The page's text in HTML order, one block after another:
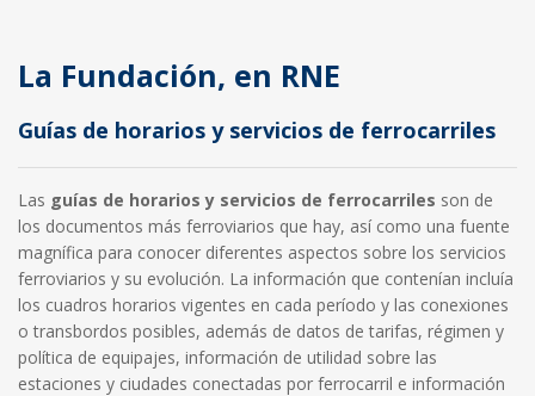
La Fundación, en RNE
Guías de horarios y servicios de ferrocarriles
Las guías de horarios y servicios de ferrocarriles son de
los documentos más ferroviarios que hay, así como una fuente
magnífica para conocer diferentes aspectos sobre los servicios
ferroviarios y su evolución. La información que contenían incluía
los cuadros horarios vigentes en cada período y las conexiones
o transbordos posibles, además de datos de tarifas, régimen y
política de equipajes, información de utilidad sobre las
estaciones y ciudades conectadas por ferrocarril e información